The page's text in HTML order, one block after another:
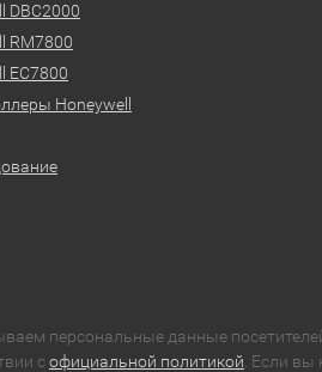
DBC2000
RM7800
EC7800
Honeywell
персональные данные
софициальной политикой . Если вы